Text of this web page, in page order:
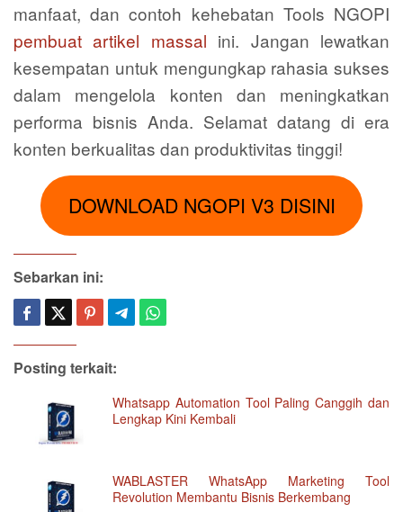
manfaat, dan contoh kehebatan Tools NGOPI
pembuat artikel massal ini. Jangan lewatkan
kesempatan untuk mengungkap rahasia sukses
dalam mengelola konten dan meningkatkan
performa bisnis Anda. Selamat datang di era
konten berkualitas dan produktivitas tinggi!
DOWNLOAD NGOPI V3 DISINI
Sebarkan ini:
Posting terkait:
Whatsapp Automation Tool Paling Canggih dan
Lengkap Kini Kembali
WABLASTER WhatsApp Marketing Tool
Revolution Membantu Bisnis Berkembang